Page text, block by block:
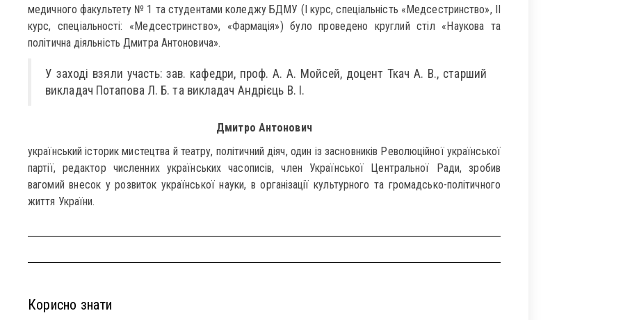
медичного факультету № 1 та студентами коледжу БДМУ (І курс, спеціальність «Медсестринство», ІІ
курс, спеціальності: «Медсестринство», «Фармація») було проведено круглий стіл «Наукова та
політична діяльність Дмитра Антоновича».
У заході взяли участь: зав. кафедри, проф. А. А. Мойсей, доцент Ткач А. В., старший
викладач Потапова Л. Б. та викладач Андрієць В. І.
Дмитро Антонович
український історик мистецтва й театру, політичний діяч, один із засновників Революційної української
партії, редактор численних українських часописів, член Української Центральної Ради, зробив
вагомий внесок у розвиток української науки, в організації культурного та громадсько-політичного
життя України.
Корисно знати